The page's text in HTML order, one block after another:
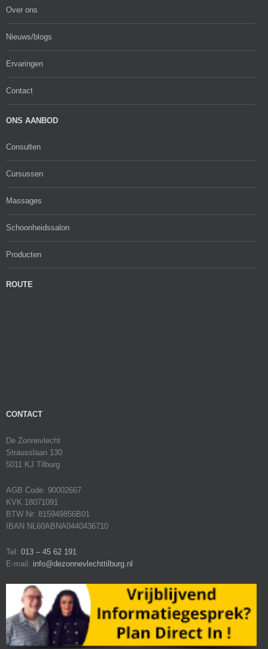
Over ons
Nieuws/blogs
Ervaringen
Contact
ONS AANBOD
Consulten
Cursussen
Massages
Schoonheidssalon
Producten
ROUTE
CONTACT
De Zonnevlecht
Strausslaan 130
5011 KJ Tilburg
AGB Code: 90002667
KVK 18071091
BTW Nr: 815949856B01
IBAN NL60ABNA0440436710
Tel: 013 – 45 62 191
E-mail: info@dezonnevlechttilburg.nl